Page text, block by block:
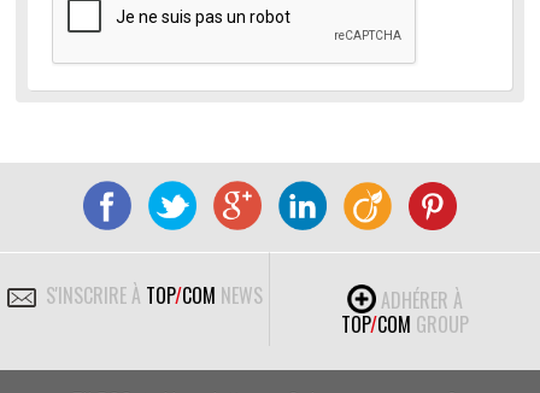
S'INSCRIRE À TOP/COM NEWS
ADHÉRER À
TOP/COM GROUP